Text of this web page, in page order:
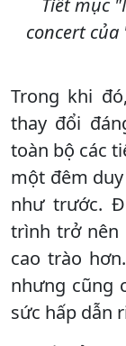
Tiết mục
concert
Trong khi
thay đổi
toàn bộ các
một đêm
như trước.
trình trở nên
cao trào
nhưng cũng
sức hấp dẫn